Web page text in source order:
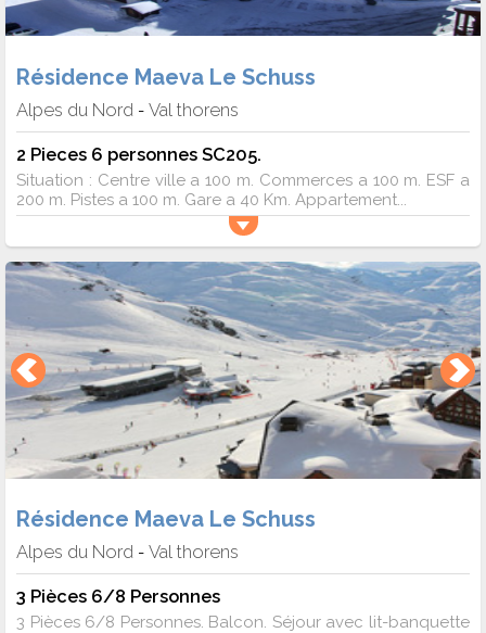
Résidence Maeva Le Schuss
Alpes du Nord - Val thorens
2 Pieces 6 personnes SC205.
Situation : Centre ville a 100 m. Commerces a 100 m. ESF a
200 m. Pistes a 100 m. Gare a 40 Km. Appartement...
Résidence Maeva Le Schuss
Alpes du Nord - Val thorens
3 Pièces 6/8 Personnes
3 Pièces 6/8 Personnes. Balcon. Séjour avec lit-banquette